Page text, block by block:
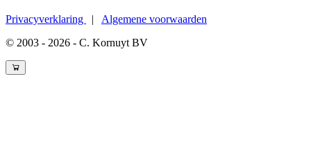
Privacyverklaring | Algemene voorwaarden
© 2003 - 2026 - C. Kornuyt BV